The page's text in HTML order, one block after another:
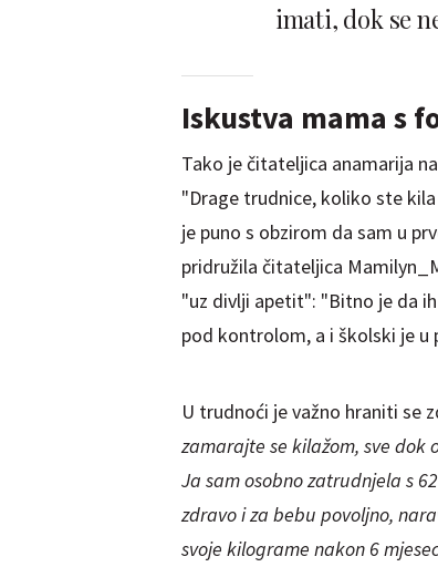
imati, dok se
Iskustva mama s
Tako je čitateljica anamarija
"Drage trudnice, koliko ste
je puno s obzirom da sam u
pridružila čitateljica
"uz divlji apetit": "Bitno je da
pod kontrolom, a i školski je u
U trudnoći je važno hraniti se
zamarajte se kilažom, sve
Ja sam osobno zatrudnjela s
zdravo i za bebu povoljno,
svoje kilograme nakon 6